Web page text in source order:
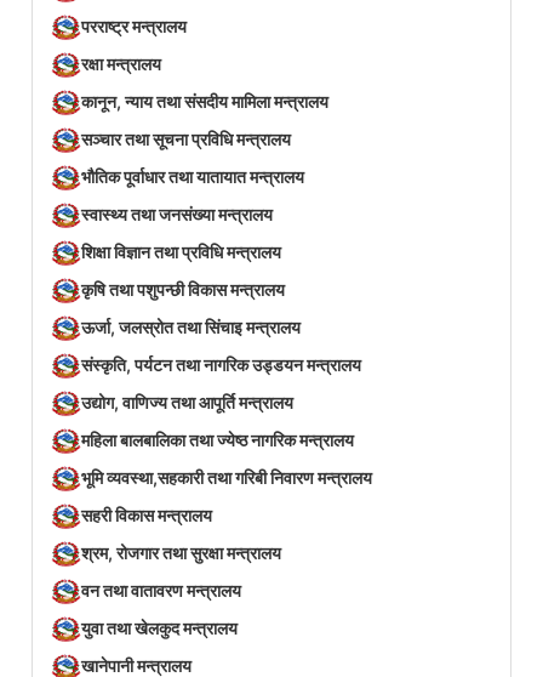
परराष्ट्र मन्त्रालय
रक्षा मन्त्रालय
कानून, न्याय तथा संसदीय मामिला मन्त्रालय
सञ्‍चार तथा सूचना प्रविधि मन्त्रालय
भौतिक पूर्वाधार तथा यातायात मन्त्रालय
स्वास्थ्य तथा जनसंख्या मन्त्रालय
शिक्षा विज्ञान तथा प्रविधि मन्त्रालय
कृषि तथा पशुपन्छी विकास मन्त्रालय
ऊर्जा, जलस्रोत तथा सिंचाइ मन्त्रालय
संस्कृति, पर्यटन तथा नागरिक उड्डयन मन्त्रालय
उद्योग, वाणिज्य तथा आपूर्ति मन्त्रालय
महिला बालबालिका तथा ज्येष्ठ नागरिक मन्त्रालय
भूमि व्यवस्था,सहकारी तथा गरिबी निवारण मन्त्रालय
सहरी विकास मन्त्रालय
श्रम, रोजगार तथा सुरक्षा मन्त्रालय
वन तथा वातावरण मन्त्रालय
युवा तथा खेलकुद मन्त्रालय
खानेपानी मन्त्रालय